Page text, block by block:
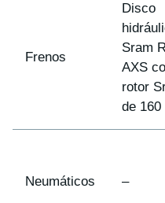
Frenos
Disco
Sram
AXS
rotor
de 160
Neumáticos –